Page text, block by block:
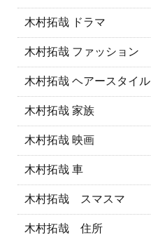
木村拓哉 ドラマ
木村拓哉 ファッション
木村拓哉 ヘアースタイル
木村拓哉 家族
木村拓哉 映画
木村拓哉 車
木村拓哉 スマスマ
木村拓哉 住所